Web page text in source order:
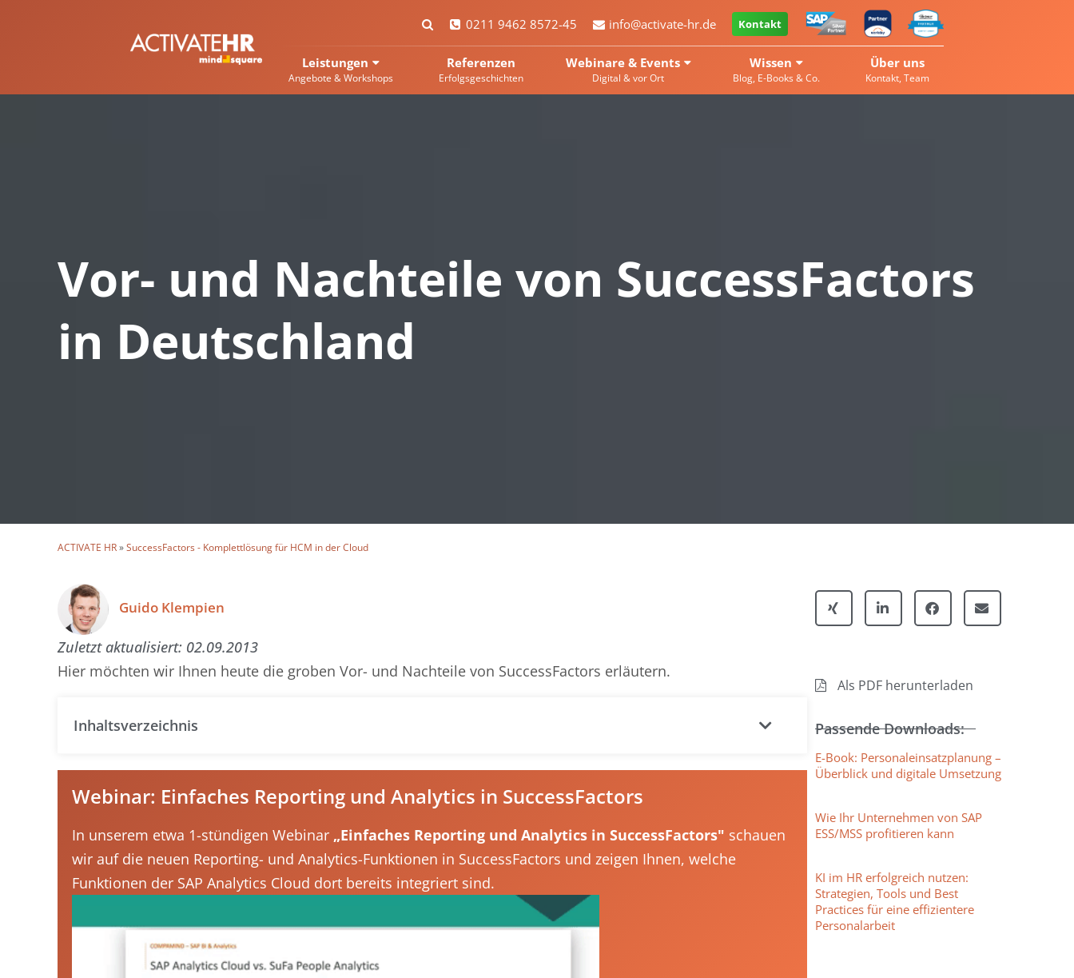
0211 9462 8572-45 info@activate-hr.de Kontakt
Leistungen
Angebote & Workshops
Referenzen
Erfolgsgeschichten
Webinare & Events
Digital & vor Ort
Wissen
Blog, E-Books & Co.
Über uns
Kontakt, Team
Vor- und Nachteile von SuccessFactors
in Deutschland
ACTIVATE HR»SuccessFactors - Komplettlösung für HCM in der Cloud
Guido Klempien
Zuletzt aktualisiert: 02.09.2013
Hier möchten wir Ihnen heute die groben Vor- und Nachteile von SuccessFactors erläutern.
Inhaltsverzeichnis
Webinar: Einfaches Reporting und Analytics in SuccessFactors
In unserem etwa 1-stündigen Webinar „Einfaches Reporting und Analytics in SuccessFactors" schauen
wir auf die neuen Reporting- und Analytics-Funktionen in SuccessFactors und zeigen Ihnen, welche
Funktionen der SAP Analytics Cloud dort bereits integriert sind.
Als PDF herunterladen
Passende Downloads:
E-Book: Personaleinsatzplanung –
Überblick und digitale Umsetzung
Wie Ihr Unternehmen von SAP
ESS/MSS profitieren kann
KI im HR erfolgreich nutzen:
Strategien, Tools und Best
Practices für eine effizientere
Personalarbeit